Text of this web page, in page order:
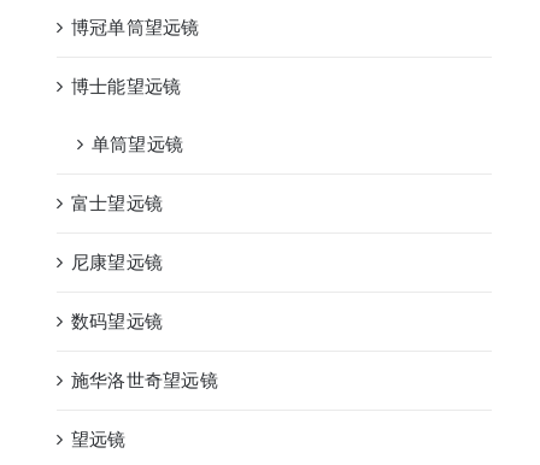
博冠单筒望远镜
博士能望远镜
单筒望远镜
富士望远镜
尼康望远镜
数码望远镜
施华洛世奇望远镜
望远镜